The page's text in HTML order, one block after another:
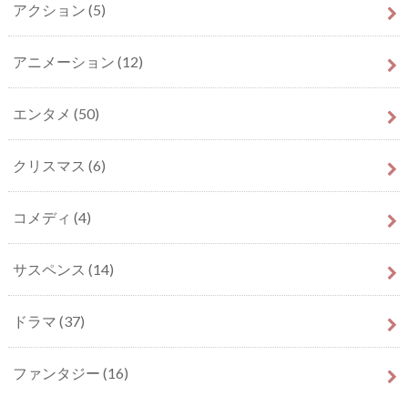
アクション (5)
アニメーション (12)
エンタメ (50)
クリスマス (6)
コメディ (4)
サスペンス (14)
ドラマ (37)
ファンタジー (16)